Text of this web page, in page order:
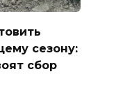
сезону:
сбор